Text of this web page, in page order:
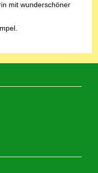
mit wunderschöner